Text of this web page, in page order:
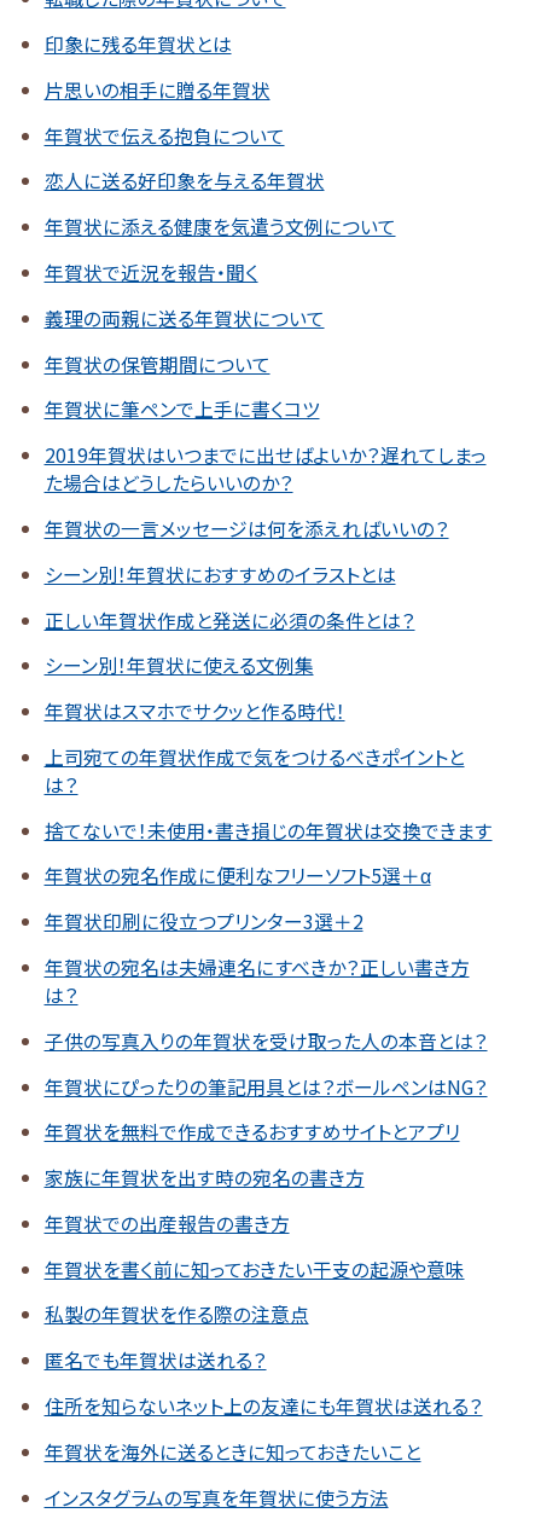
印象に残る年賀状とは
片思いの相手に贈る年賀状
年賀状で伝える抱負について
恋人に送る好印象を与える年賀状
年賀状に添える健康を気遣う文例について
年賀状で近況を報告・聞く
義理の両親に送る年賀状について
年賀状の保管期間について
年賀状に筆ペンで上手に書くコツ
2019年賀状はいつまでに出せばよいか？遅れてしまっ
た場合はどうしたらいいのか？
年賀状の一言メッセージは何を添えればいいの？
シーン別！年賀状におすすめのイラストとは
正しい年賀状作成と発送に必須の条件とは？
シーン別！年賀状に使える文例集
年賀状はスマホでサクッと作る時代！
上司宛ての年賀状作成で気をつけるべきポイントと
は？
捨てないで！未使用・書き損じの年賀状は交換できます
年賀状の宛名作成に便利なフリーソフト5選＋α
年賀状印刷に役立つプリンター3選＋2
年賀状の宛名は夫婦連名にすべきか？正しい書き方
は？
子供の写真入りの年賀状を受け取った人の本音とは？
年賀状にぴったりの筆記用具とは？ボールペンはNG？
年賀状を無料で作成できるおすすめサイトとアプリ
家族に年賀状を出す時の宛名の書き方
年賀状での出産報告の書き方
年賀状を書く前に知っておきたい干支の起源や意味
私製の年賀状を作る際の注意点
匿名でも年賀状は送れる？
住所を知らないネット上の友達にも年賀状は送れる？
年賀状を海外に送るときに知っておきたいこと
インスタグラムの写真を年賀状に使う方法